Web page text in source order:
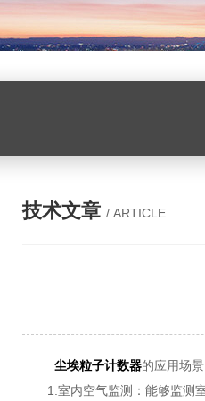
技术文章 / ARTICLE
尘埃粒子计数器的应用场景
1.室内空气监测：能够监测室